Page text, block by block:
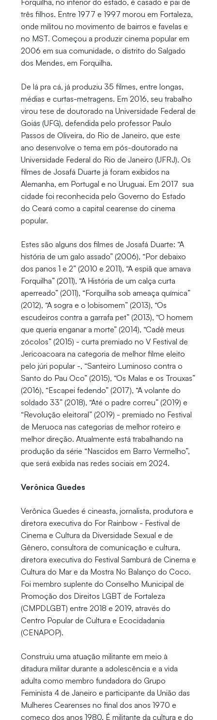
Forquilha, no interior do estado, é casado e pai de
três filhos. Entre 1977 e 1997 morou em Fortaleza,
onde militou no movimento de bairros e favelas e
no MST. Começou a produzir cinema popular em
2006 em sua comunidade, o distrito do Salgado
dos Mendes, em Forquilha.
De lá pra cá, já produziu 35 filmes, entre longas,
médias e curtas-metragens. Em 2016, seu trabalho
virou tese de doutorado na Universidade Federal de
Goiás (UFG), defendida pelo professor Paulo
Passos de Oliveira, do Rio de Janeiro, que este
ano desenvolve o tema em pós-doutorado na
Universidade Federal do Rio de Janeiro (UFRJ). Os
filmes de Josafá Duarte já foram exibidos na
Alemanha, em Portugal e no Uruguai. Em 2017 sua
cidade foi reconhecida pelo Governo do Estado
do Ceará como a capital cearense do cinema
popular.
Estes são alguns dos filmes de Josafá Duarte: “A
história de um galo assado” (2006), “Por debaixo
dos panos 1 e 2” (2010 e 2011), “A espiã que amava
Forquilha” (2011), “A História de um calça curta
aperreado” (2011), “Forquilha sob ameaça química”
(2012), “A sogra e o lobisomem” (2013), “Os
escudeiros contra a garrafa pet” (2013), “O homem
que queria enganar a morte” (2014), “Cadê meus
zócolos” (2015) - curta premiado no V Festival de
Jericoacoara na categoria de melhor filme eleito
pelo júri popular -, “Santeiro Luminoso contra o
Santo do Pau Oco” (2015), “Os Malas e os Trouxas”
(2016), “Escapei fedendo” (2017), “A volante do
soldado 33” (2018), “Até o padre correu” (2019) e
“Revolução eleitoral” (2019) - premiado no Festival
de Meruoca nas categorias de melhor roteiro e
melhor direção. Atualmente está trabalhando na
produção da série “Nascidos em Barro Vermelho”,
que será exibida nas redes sociais em 2024.
Verônica Guedes
Verônica Guedes é cineasta, jornalista, produtora e
diretora executiva do For Rainbow - Festival de
Cinema e Cultura da Diversidade Sexual e de
Gênero, consultora de comunicação e cultura,
diretora executiva do Festival Samburá de Cinema e
Cultura do Mar e da Mostra No Balanço do Coco.
Foi membro suplente do Conselho Municipal de
Promoção dos Direitos LGBT de Fortaleza
(CMPDLGBT) entre 2018 e 2019, através do
Centro Popular de Cultura e Ecocidadania
(CENAPOP).
Construiu uma atuação militante em meio à
ditadura militar durante a adolescência e a vida
adulta como membro fundadora do Grupo
Feminista 4 de Janeiro e participante da União das
Mulheres Cearenses no final dos anos 1970 e
começo dos anos 1980. É militante da cultura e do